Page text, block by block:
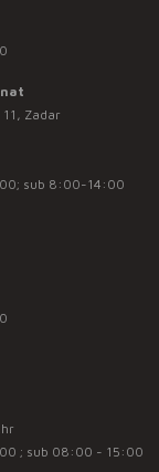
Zadar
sub 8:00-14:00
; sub 08:00 - 15:00